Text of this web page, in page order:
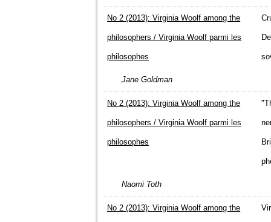
No 2 (2013): Virginia Woolf among the
philosophers / Virginia Woolf parmi les
philosophes
Jane Goldman
No 2 (2013): Virginia Woolf among the
philosophers / Virginia Woolf parmi les
philosophes
Naomi Toth
No 2 (2013): Virginia Woolf among the